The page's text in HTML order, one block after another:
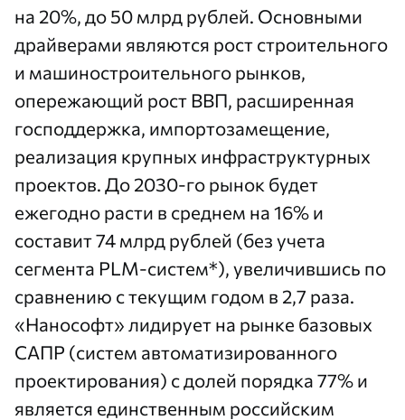
на 20%, до 50 млрд рублей. Основными
драйверами являются рост строительного
и машиностроительного рынков,
опережающий рост ВВП, расширенная
господдержка, импортозамещение,
реализация крупных инфраструктурных
проектов. До 2030-го рынок будет
ежегодно расти в среднем на 16% и
составит 74 млрд рублей (без учета
сегмента PLM-систем*), увеличившись по
сравнению с текущим годом в 2,7 раза.
«Нанософт» лидирует на рынке базовых
САПР (систем автоматизированного
проектирования) с долей порядка 77% и
является единственным российским